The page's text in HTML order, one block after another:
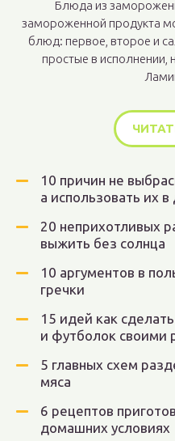
Блюда из
замороженной продукта
блюд: первое, второе и
простые в исполнении,
10 причин не
а использовать их
20 неприхотливых
выжить без солнца
10 аргументов в
гречки
15 идей как
и футболок своими
5 главных схем
мяса
6 рецептов
домашних условиях